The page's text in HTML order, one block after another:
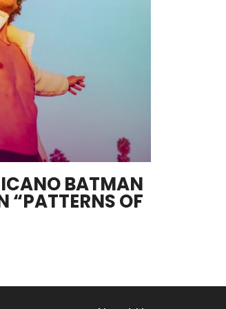
BATMAN
“PATTERNS OF